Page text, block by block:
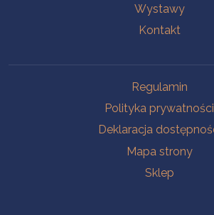
Wystawy
Kontakt
Regulamin
Polityka prywatności
Deklaracja
Mapa strony
Sklep